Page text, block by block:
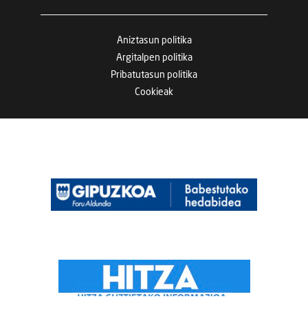
Aniztasun politika
Argitalpen politika
Pribatutasun politika
Cookieak